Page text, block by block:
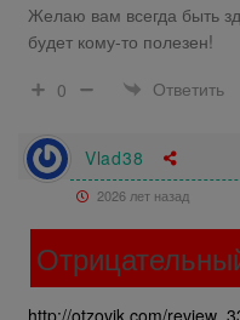
Желаю вам всегда быть
будет кому-то полезен!
0
Ответить
Vlad38
2026 лет назад
http://otzovik.com/